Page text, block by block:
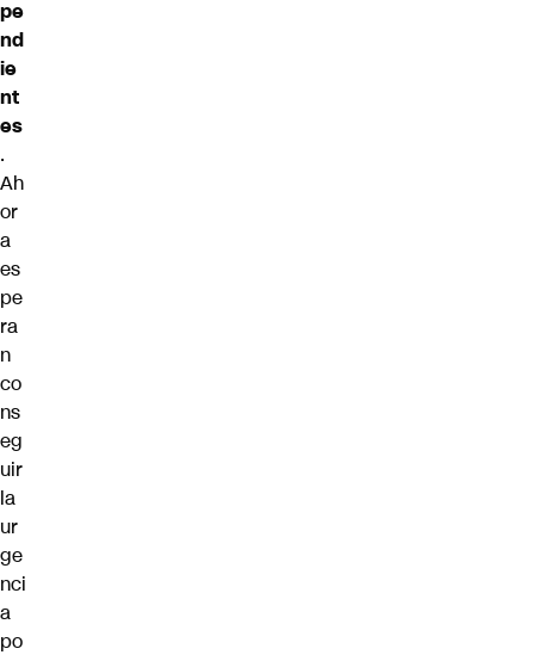
pe
nd
ie
nt
es
.
Ah
or
a
es
pe
ra
n
co
ns
eg
uir
la
ur
ge
nci
a
po